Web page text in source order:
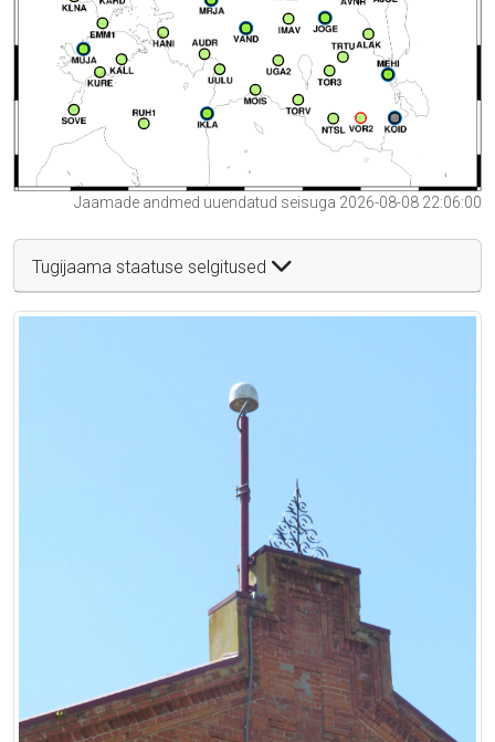
Jaamade andmed uuendatud seisuga 2026-08-08 22:06:00
Tugijaama staatuse selgitused